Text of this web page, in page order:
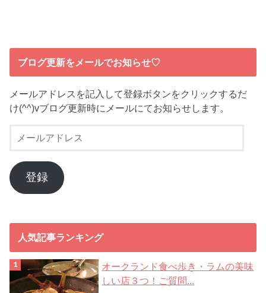
ブログ更新をメールでお知らせ♡
メールアドレスを記入して登録ボタンをクリックするだ
け(^^)vブログ更新時にメールにてお知らせします。
ア
ド
登録
人気記事ランキング
オークランド食べ歩き・ラムの美味
しい店３つ！ご質問...